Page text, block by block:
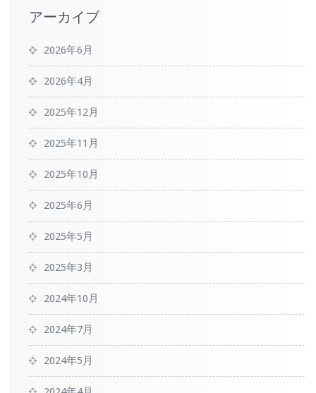
アーカイブ
2026年6月
2026年4月
2025年12月
2025年11月
2025年10月
2025年6月
2025年5月
2025年3月
2024年10月
2024年7月
2024年5月